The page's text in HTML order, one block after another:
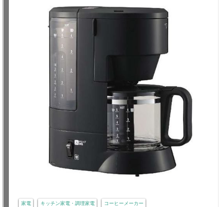
家電 キッチン家電・調理家電 コーヒーメーカー